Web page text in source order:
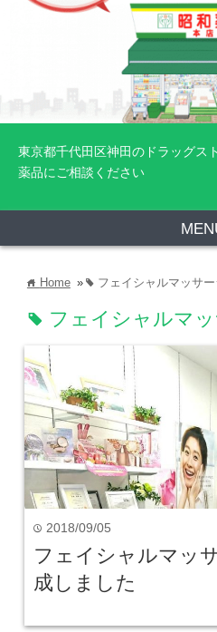
東京都千代田区神田のドラッグス
薬品にご相談ください
home Home » tag フェイシャルマッサー
tag フェイシャルマ
time 2018/09/05
フェイシャルマッ
成しました